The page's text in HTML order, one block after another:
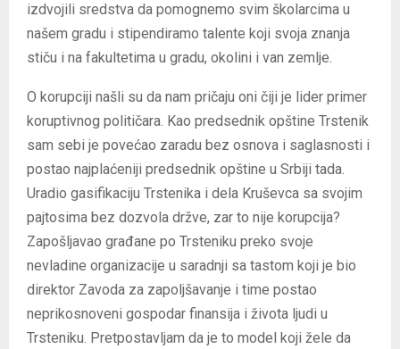
izdvojili sredstva da pomognemo svim školarcima u
našem gradu i stipendiramo talente koji svoja znanja
stiču i na fakultetima u gradu, okolini i van zemlje.
O korupciji našli su da nam pričaju oni čiji je lider primer
koruptivnog političara. Kao predsednik opštine Trstenik
sam sebi je povećao zaradu bez osnova i saglasnosti i
postao najplaćeniji predsednik opštine u Srbiji tada.
Uradio gasifikaciju Trstenika i dela Kruševca sa svojim
pajtosima bez dozvola držve, zar to nije korupcija?
Zapošljavao građane po Trsteniku preko svoje
nevladine organizacije u saradnji sa tastom koji je bio
direktor Zavoda za zapoljšavanje i time postao
neprikosnoveni gospodar finansija i života ljudi u
Trsteniku. Pretpostavljam da je to model koji žele da